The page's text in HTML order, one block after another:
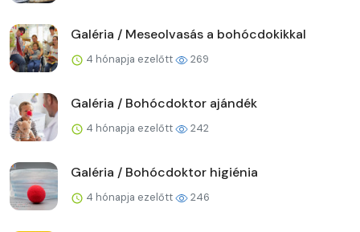
Galéria / Meseolvasás a bohócdokikkal
4 hónapja ezelőtt 269
Galéria / Bohócdoktor ajándék
4 hónapja ezelőtt 242
Galéria / Bohócdoktor higiénia
4 hónapja ezelőtt 246